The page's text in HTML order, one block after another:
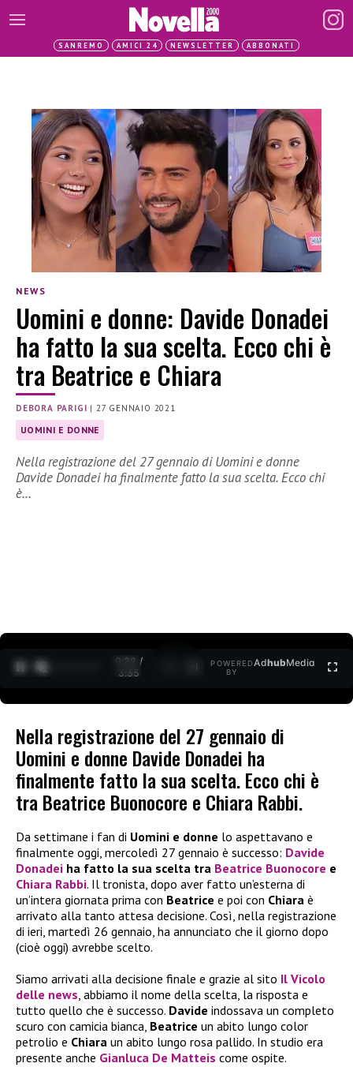
SANREMO AMICI 24 NEWSLETTER ABBONATI
NEWS
Uomini e donne: Davide Donadei
ha fatto la sua scelta. Ecco chi è
tra Beatrice e Chiara
DEBORA PARIGI | 27 GENNAIO 2021
UOMINI E DONNE
Nella registrazione del 27 gennaio di Uomini e donne
Davide Donadei ha finalmente fatto la sua scelta. Ecco chi
è…
0:30 /
3:35
POWERED
BY
AdhubMedia
Nella registrazione del 27 gennaio di
Uomini e donne Davide Donadei ha
finalmente fatto la sua scelta. Ecco chi è
tra Beatrice Buonocore e Chiara Rabbi.
Da settimane i fan di Uomini e donne lo aspettavano e
finalmente oggi, mercoledì 27 gennaio è successo: Davide
Donadei ha fatto la sua scelta tra Beatrice Buonocore e
Chiara Rabbi. Il tronista, dopo aver fatto un’esterna di
un’intera giornata prima con Beatrice e poi con Chiara è
arrivato alla tanto attesa decisione. Così, nella registrazione
di ieri, martedì 26 gennaio, ha annunciato che il giorno dopo
(cioè oggi) avrebbe scelto.
Siamo arrivati alla decisione finale e grazie al sito Il Vicolo
delle news, abbiamo il nome della scelta, la risposta e
tutto quello che è successo. Davide indossava un completo
scuro con camicia bianca, Beatrice un abito lungo color
petrolio e Chiara un abito lungo rosa pallido. In studio era
presente anche Gianluca De Matteis come ospite.